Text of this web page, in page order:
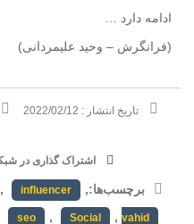
ادامه دارد …
(فرانگرش – وحید علیمردانی)
تاریخ انتشار : 2022/02/12
اشتراک گذاری در
برچسب‌ها: , influencer ,
seo , Social , vahid